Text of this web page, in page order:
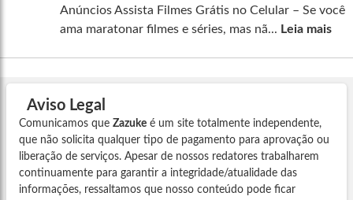
Anúncios Assista Filmes Grátis no Celular – Se você
ama maratonar filmes e séries, mas nã... Leia mais
Aviso Legal
Comunicamos que Zazuke é um site totalmente independente,
que não solicita qualquer tipo de pagamento para aprovação ou
liberação de serviços. Apesar de nossos redatores trabalharem
continuamente para garantir a integridade/atualidade das
informações, ressaltamos que nosso conteúdo pode ficar